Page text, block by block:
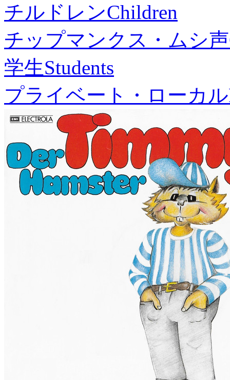
チルドレンChildren
チップマンクス・ムシ声
学生Students
プライベート・ローカル